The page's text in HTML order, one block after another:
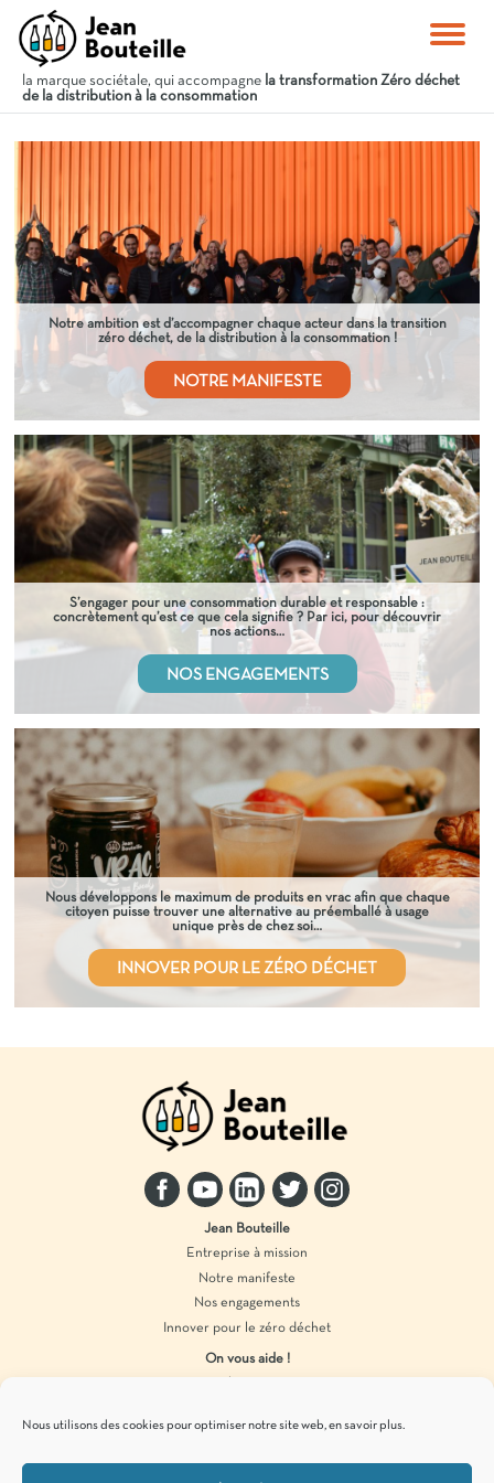
Nous utilisons des cookies pour optimiser notre site web, en savoir plus.
la marque sociétale, qui accompagne la transformation Zéro déchet
de la distribution à la consommation
NOTRE MANIFESTE
Notre ambition est d’accompagner chaque acteur dans la transition
zéro déchet, de la distribution à la consommation !
NOS ENGAGEMENTS
S’engager pour une consommation durable et responsable :
concrètement qu’est ce que cela signifie ? Par ici, pour découvrir
nos actions…
INNOVER POUR LE ZÉRO DÉCHET
Nous développons le maximum de produits en vrac afin que chaque
citoyen puisse trouver une alternative au préemballé à usage
unique près de chez soi…
Jean Bouteille
Entreprise à mission
Notre manifeste
Nos engagements
Innover pour le zéro déchet
On vous aide !
Produits en vrac